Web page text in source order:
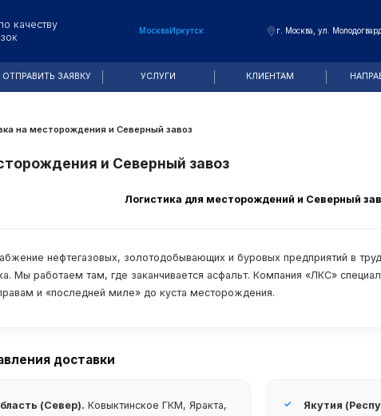
качеству
Москва Иркутск г. Москва, ул.
ОТПРАВИТЬ ЗАЯВКУ УСЛУГИ КЛИЕНТАМ
на месторождения и Северный завоз
и Северный завоз
Логистика для месторождений и Северный
нефтегазовых, золотодобывающих и буровых предприятий в
Мы работаем там, где заканчивается асфальт. Компания «ЛКС»
и «последней миле» до куста месторождения.
доставки
(Север). Ковыктинское ГКМ, Яракта,
✓ Якутия